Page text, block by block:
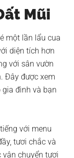
Mũi
một lần lẩu cua
diện tích hơn
với sân vườn
Đây được xem
đình và bạn
với menu
tươi chắc và
vận chuyển tươi